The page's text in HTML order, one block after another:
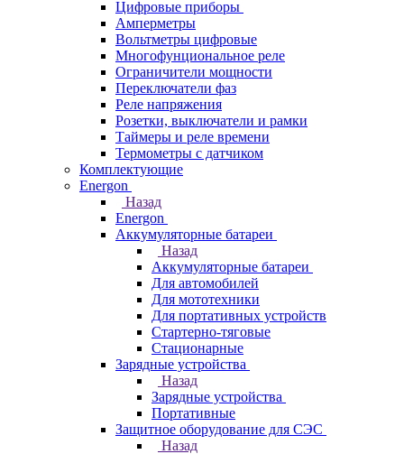
Цифровые приборы
Амперметры
Вольтметры цифровые
Многофунциональное реле
Ограничители мощности
Переключатели фаз
Реле напряжения
Розетки, выключатели и рамки
Таймеры и реле времени
Термометры c датчиком
Комплектующие
Energon
Назад
Energon
Аккумуляторные батареи
Назад
Аккумуляторные батареи
Для автомобилей
Для мототехники
Для портативных устройств
Стартерно-тяговые
Стационарные
Зарядные устройства
Назад
Зарядные устройства
Портативные
Защитное оборудование для СЭС
Назад